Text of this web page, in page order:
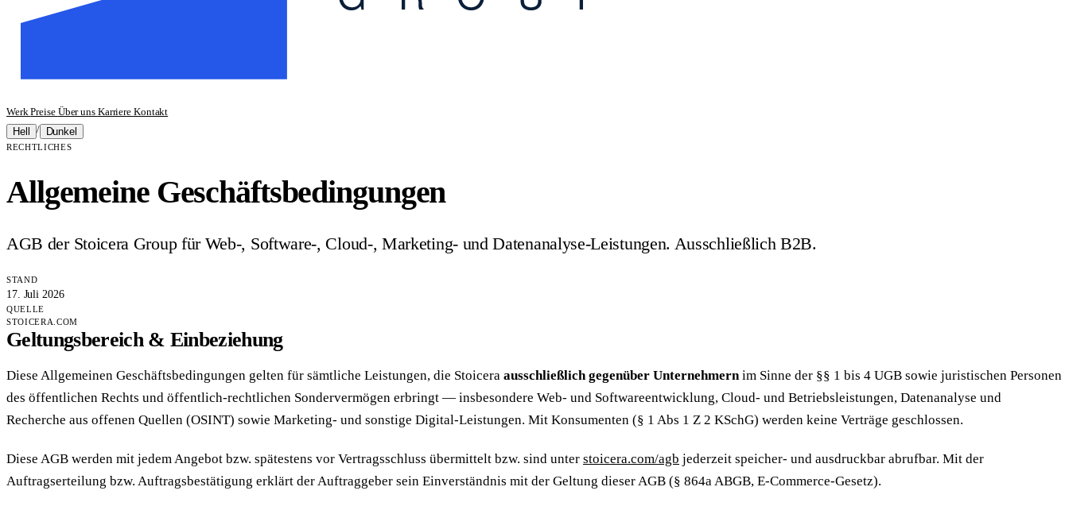
WerkPreise Über uns Karriere Kontakt
Hell
/ Dunkel
RECHTLICHES
Allgemeine Geschäftsbedingungen
AGB der Stoicera Group für Web-, Software-, Cloud-, Marketing- und Datenanalyse-Leistungen. Ausschließlich B2B.
STAND
17. Juli 2026
QUELLE
STOICERA.COM
Geltungsbereich & Einbeziehung
Diese Allgemeinen Geschäftsbedingungen gelten für sämtliche Leistungen, die Stoicera ausschließlich gegenüber Unternehmern im Sinne der §§ 1 bis 4 UGB sowie juristischen Personen
des öffentlichen Rechts und öffentlich-rechtlichen Sondervermögen erbringt — insbesondere Web- und Softwareentwicklung, Cloud- und Betriebsleistungen, Datenanalyse und
Recherche aus offenen Quellen (OSINT) sowie Marketing- und sonstige Digital-Leistungen. Mit Konsumenten (§ 1 Abs 1 Z 2 KSchG) werden keine Verträge geschlossen.
Diese AGB werden mit jedem Angebot bzw. spätestens vor Vertragsschluss übermittelt bzw. sind unter stoicera.com/agb jederzeit speicher- und ausdruckbar abrufbar. Mit der
Auftragserteilung bzw. Auftragsbestätigung erklärt der Auftraggeber sein Einverständnis mit der Geltung dieser AGB (§ 864a ABGB, E-Commerce-Gesetz).